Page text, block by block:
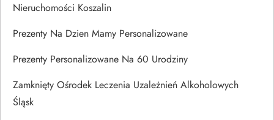
Nieruchomości Koszalin
Prezenty Na Dzien Mamy Personalizowane
Prezenty Personalizowane Na 60 Urodziny
Zamknięty Ośrodek Leczenia Uzależnień Alkoholowych
Śląsk